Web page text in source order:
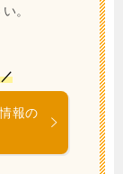
。
報の